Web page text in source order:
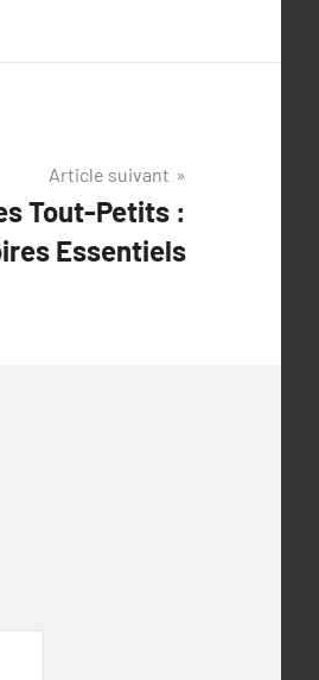
Article suivant
Tout-Petits :
Essentiels